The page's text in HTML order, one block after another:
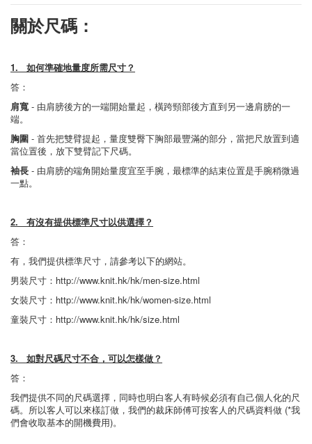
關於尺碼：
1. 如何準確地量度所需尺寸？
答：
肩寬 - 由肩膀後方的一端開始量起，橫跨頸部後方直到另一邊肩膀的一
端。
胸圍 - 首先把雙臂提起，量度雙臀下胸部最豐滿的部分，當把尺放置到適
當位置後，放下雙臂記下尺碼。
袖長 - 由肩膀的端角開始量度宜至手腕，最標準的結束位置是手腕稍微過
一點。
2. 有沒有提供標準尺寸以供選擇？
答：
有，我們提供標準尺寸，請參考以下的網站。
男裝尺寸： http://www.knit.hk/hk/men-size.html
女裝尺寸： http://www.knit.hk/hk/women-size.html
童裝尺寸： http://www.knit.hk/hk/size.html
3. 如對尺碼尺寸不合，可以怎樣做？
答：
我們提供不同的尺碼選擇，同時也明白客人有時候必須有自己個人化的尺
碼。所以客人可以來樣訂做，我們的裁床師傅可按客人的尺碼資料做 (*我
們會收取基本的開機費用)。